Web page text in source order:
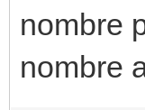
nombre
nombre